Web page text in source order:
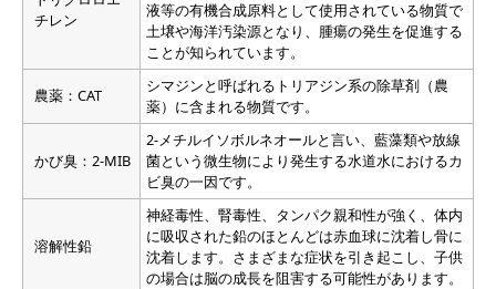
チレン
液等の有機合成原料として使用されている物質で
土壌や海洋汚染源となり、腫瘍の発生を促進する
ことが知られています。
農薬：CAT
シマジンと呼ばれるトリアジン系の除草剤（農
薬）に含まれる物質です。
かび臭：2-MIB
2-メチルイソボルネオールと言い、藍藻類や放線
菌という微生物により発生する水道水におけるカ
ビ臭の一因です。
溶解性鉛
神経毒性、腎毒性、タンパク親和性が強く、体内
に吸収された鉛のほとんどは赤血球に沈着し骨に
沈着します。さまざまな症状を引き起こし、子供
の場合は脳の成長を阻害する可能性があります。